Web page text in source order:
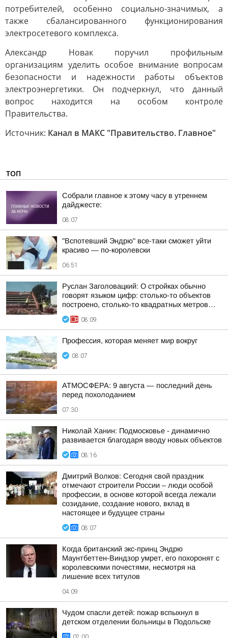
потребителей, особенно социально-значимых, а
также сбалансированного функционирования
электросетевого комплекса.
Александр Новак поручил профильным
организациям уделить особое внимание вопросам
безопасности и надежности работы объектов
электроэнергетики. Он подчеркнул, что данный
вопрос находится на особом контроле
Правительства.
Источник: Канал в МАКС "Правительство. Главное"
ТОП
Собрали главное к этому часу в утреннем
дайджесте:
08:07
"Вспотевший Эндрю" все-таки сможет уйти
красиво — по-королевски
06:51
Руслан Заголовацкий: О стройках обычно
говорят языком цифр: столько-то объектов
построено, столько-то квадратных метров…
08:09
Профессия, которая меняет мир вокруг
08:07
АТМОСФЕРА: 9 августа — последний день
перед похолоданием
07:30
Николай Ханин: Подмосковье - динамично
развивается благодаря вводу новых объектов
08:16
Дмитрий Волков: Сегодня свой праздник
отмечают строители России – люди особой
профессии, в основе которой всегда лежали
созидание, создание нового, вклад в
настоящее и будущее страны
08:07
Когда британский экс-принц Эндрю
Маунтбеттен-Виндзор умрет, его похоронят с
королевскими почестями, несмотря на
лишение всех титулов
04:09
Чудом спасли детей: пожар вспыхнул в
детском отделении больницы в Подольске